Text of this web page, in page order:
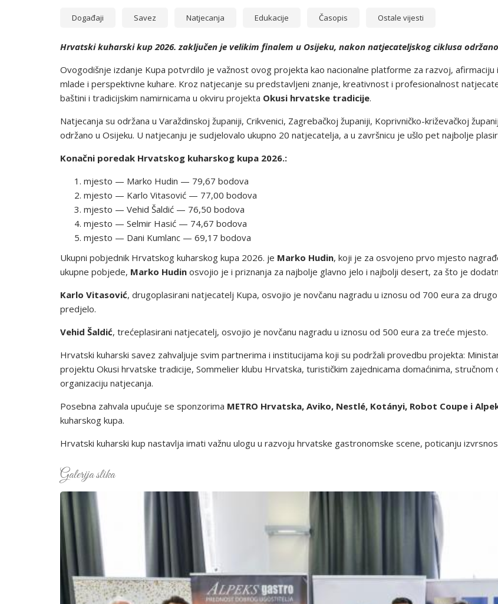
Događaji Savez Natjecanja Edukacije Časopis Ostale vijesti
Hrvatski kuharski kup 2026. zaključen je velikim finalem u Osijeku, nakon natjecateljskog ciklusa
Ovogodišnje izdanje Kupa potvrdilo je važnost ovog projekta kao nacionalne platforme za razvoj,
mlade i perspektivne kuhare. Kroz natjecanje su predstavljeni znanje, kreativnost i profesionalnost
baštini i tradicijskim namirnicama u okviru projekta Okusi hrvatske tradicije.
Natjecanja su održana u Varaždinskoj županiji, Crikvenici, Zagrebačkoj županiji, Koprivničko-križevačkoj
održano u Osijeku. U natjecanju je sudjelovalo ukupno 20 natjecatelja, a u završnicu je ušlo pet najbolje
Konačni poredak Hrvatskog kuharskog kupa 2026.:
mjesto — Marko Hudin — 79,67 bodova
mjesto — Karlo Vitasović — 77,00 bodova
mjesto — Vehid Šaldić — 76,50 bodova
mjesto — Selmir Hasić — 74,67 bodova
mjesto — Dani Kumlanc — 69,17 bodova
Ukupni pobjednik Hrvatskog kuharskog kupa 2026. je Marko Hudin, koji je za osvojeno prvo mjesto
ukupne pobjede, Marko Hudin osvojio je i priznanja za najbolje glavno jelo i najbolji desert, za što je
Karlo Vitasović, drugoplasirani natjecatelj Kupa, osvojio je novčanu nagradu u iznosu od 700 eura za
predjelo.
Vehid Šaldić, trećeplasirani natjecatelj, osvojio je novčanu nagradu u iznosu od 500 eura za treće mjesto.
Hrvatski kuharski savez zahvaljuje svim partnerima i institucijama koji su podržali provedbu projekta:
projektu Okusi hrvatske tradicije, Sommelier klubu Hrvatska, turističkim zajednicama domaćinima, stručnom
organizaciju natjecanja.
Posebna zahvala upućuje se sponzorima METRO Hrvatska, Aviko, Nestlé, Kotányi, Robot Coupe i
kuharskog kupa.
Hrvatski kuharski kup nastavlja imati važnu ulogu u razvoju hrvatske gastronomske scene, poticanju
Galerija slika